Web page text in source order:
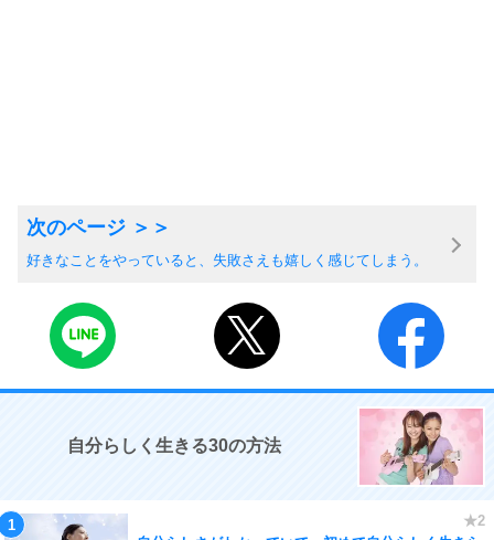
好きなことをやっていると、失敗さえも嬉しく感じてしまう。
自分らしく生きる30の方法